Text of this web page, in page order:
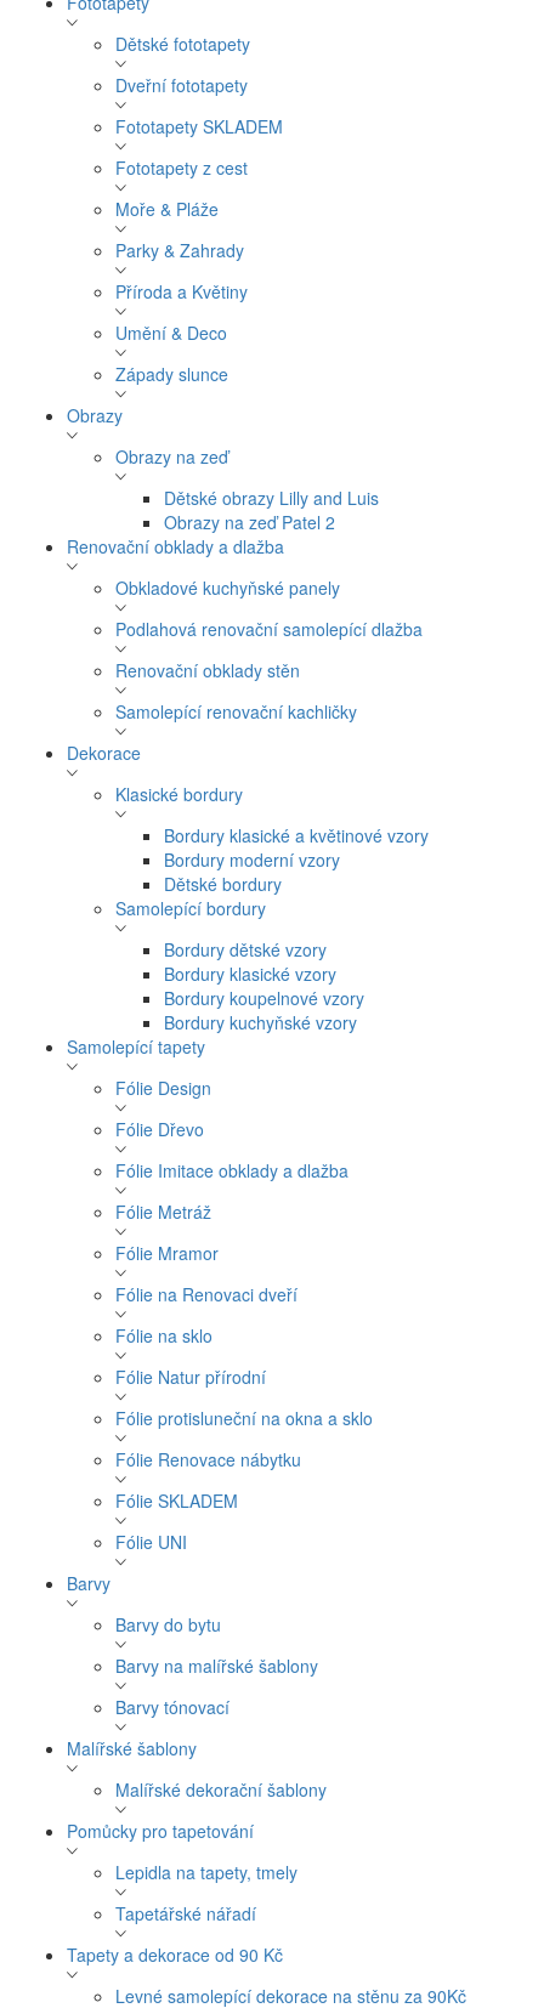
Dětské fototapety
Dveřní fototapety
Fototapety SKLADEM
Fototapety z cest
Moře & Pláže
Parky & Zahrady
Příroda a Květiny
Umění & Deco
Západy slunce
Obrazy
Obrazy na zeď
Dětské obrazy Lilly and Luis
Obrazy na zeď Patel 2
Renovační obklady a dlažba
Obkladové kuchyňské panely
Podlahová renovační samolepící dlažba
Renovační obklady stěn
Samolepící renovační kachličky
Dekorace
Klasické bordury
Bordury klasické a květinové vzory
Bordury moderní vzory
Dětské bordury
Samolepící bordury
Bordury dětské vzory
Bordury klasické vzory
Bordury koupelnové vzory
Bordury kuchyňské vzory
Samolepící tapety
Fólie Design
Fólie Dřevo
Fólie Imitace obklady a dlažba
Fólie Metráž
Fólie Mramor
Fólie na Renovaci dveří
Fólie na sklo
Fólie Natur přírodní
Fólie protisluneční na okna a sklo
Fólie Renovace nábytku
Fólie SKLADEM
Fólie UNI
Barvy
Barvy do bytu
Barvy na malířské šablony
Barvy tónovací
Malířské šablony
Malířské dekorační šablony
Pomůcky pro tapetování
Lepidla na tapety, tmely
Tapetářské nářadí
Tapety a dekorace od 90 Kč
Levné samolepící dekorace na stěnu za 90Kč